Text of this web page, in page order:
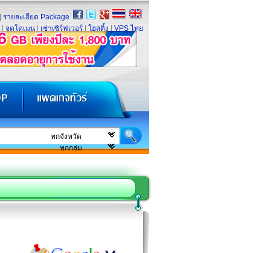
รายละเอียด Package
จดโดเมน เช่าเซิร์ฟเวอร์ โฮสติ้ง VPS ไทย